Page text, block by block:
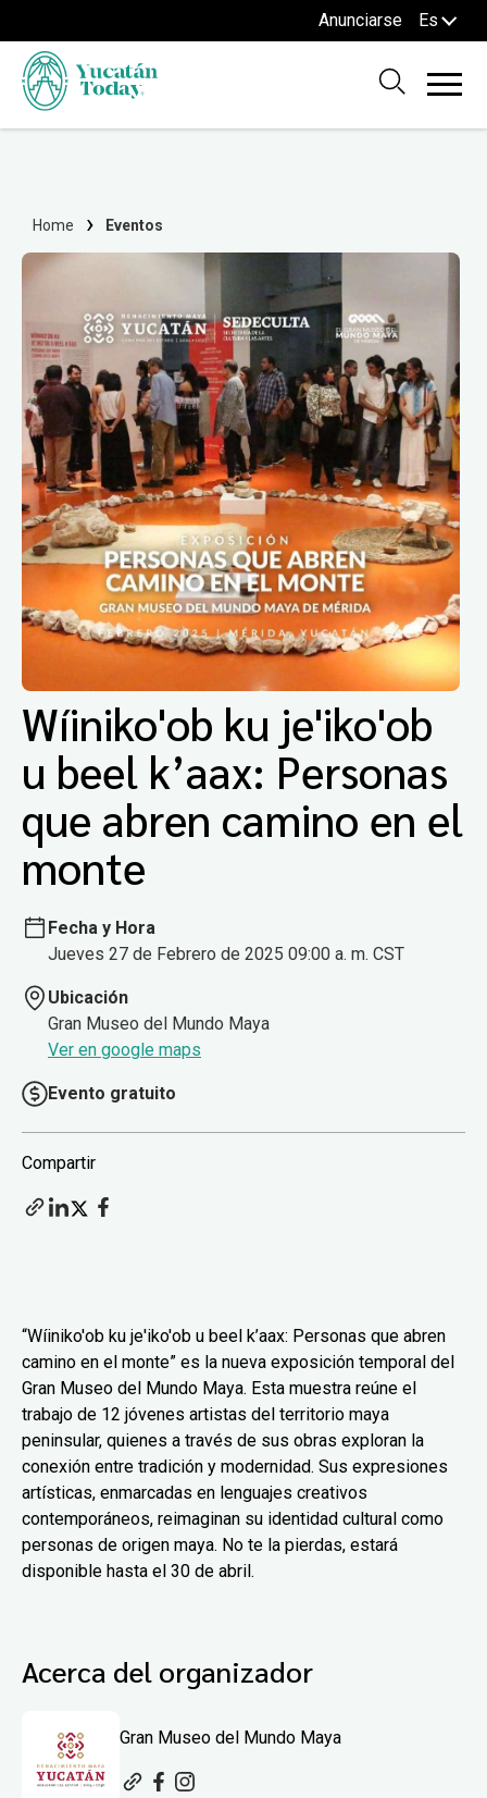
Anunciarse Es
Home Eventos
Wíiniko'ob ku je'iko'ob
u beel k’aax: Personas
que abren camino en el
monte
Fecha y Hora
Jueves 27 de Febrero de 2025 09:00 a. m. CST
Ubicación
Gran Museo del Mundo Maya
Ver en google maps
Evento gratuito
Compartir
“Wíiniko'ob ku je'iko'ob u beel k’aax: Personas que abren
camino en el monte” es la nueva exposición temporal del
Gran Museo del Mundo Maya. Esta muestra reúne el
trabajo de 12 jóvenes artistas del territorio maya
peninsular, quienes a través de sus obras exploran la
conexión entre tradición y modernidad. Sus expresiones
artísticas, enmarcadas en lenguajes creativos
contemporáneos, reimaginan su identidad cultural como
personas de origen maya. No te la pierdas, estará
disponible hasta el 30 de abril.
Acerca del organizador
Gran Museo del Mundo Maya